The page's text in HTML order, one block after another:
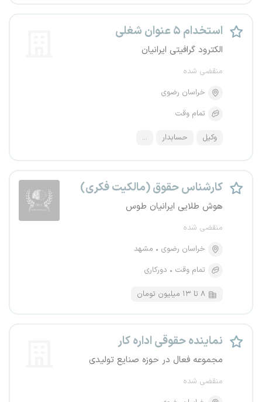
استخدام ۵ عنوان شغلی
الکترود گرافیتی ایرانیان
منقضی شده
خراسان رضوی
تمام وقت
وکیل حسابدار ...
کارشناس حقوق (مالکیت فکری)
هوش طلایی ایرانیان طوس
منقضی شده
خراسان رضوی
مشهد
تمام وقت
دورکاری
۸ تا ۱۳ میلیون تومان
نماینده حقوقی اداره کار
مجموعه فعال در حوزه صنایع تولیدی
منقضی شده